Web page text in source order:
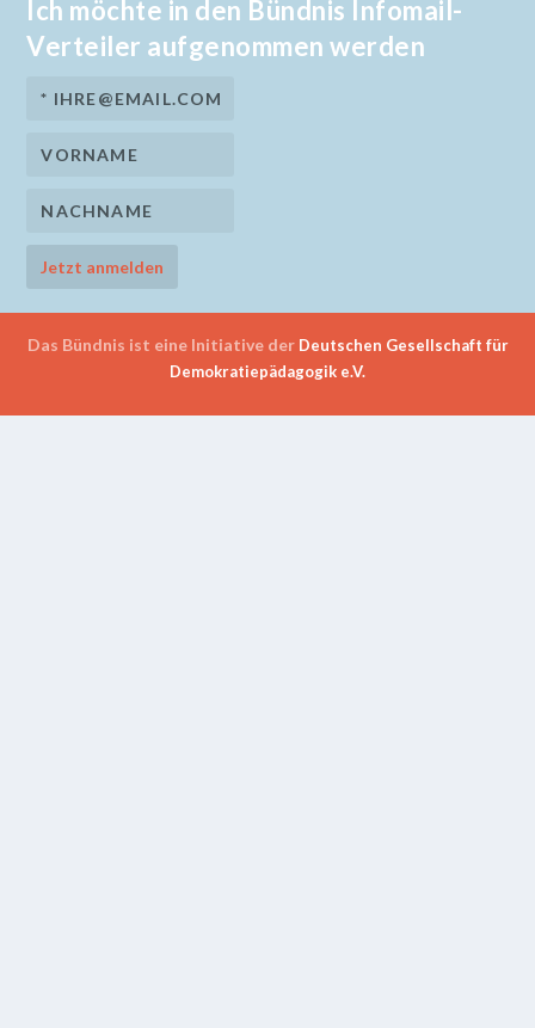
Ich möchte in den Bündnis Infomail-
Verteiler aufgenommen werden
Das Bündnis ist eine Initiative der Deutschen Gesellschaft für
Demokratiepädagogik e.V.